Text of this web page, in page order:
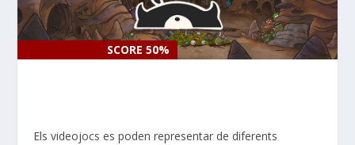
SCORE 50%
SCORE 50%
Els videojocs es poden representar de diferents